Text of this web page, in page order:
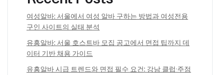
여성알바: 서울에서 여성 알바 구하는 방법과 여성전용
구인 사이트의 실태 분석
유흥알바: 서울 호스트바 모집 공고에서 면접 팁까지 데
이터 기반 채용 가이드
유흥알바 시급 트렌드와 면접 필수 요건: 강남 클럽·주점